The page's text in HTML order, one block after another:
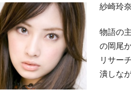
紗崎玲
物語の
の岡尾
リサー
潰しな